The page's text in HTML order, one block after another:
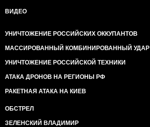
ВИДЕО
УНИЧТОЖЕНИЕ РОССИЙСКИХ ОККУПАНТОВ
МАССИРОВАННЫЙ КОМБИНИРОВАННЫЙ УДАР
УНИЧТОЖЕНИЕ РОССИЙСКОЙ ТЕХНИКИ
АТАКА ДРОНОВ НА РЕГИОНЫ РФ
РАКЕТНАЯ АТАКА НА КИЕВ
ОБСТРЕЛ
ЗЕЛЕНСКИЙ ВЛАДИМИР